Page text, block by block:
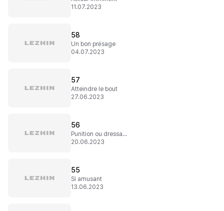
11.07.2023
58
Un bon présage
04.07.2023
57
Atteindre le bout
27.06.2023
56
Punition ou dressage ?
20.06.2023
55
Si amusant
13.06.2023